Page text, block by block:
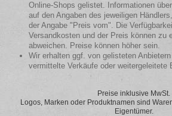
Online-Shops gelistet. Informationen
auf den Angaben des jeweiligen
der Angabe "Preis vom". Die
Versandkosten und der Preis können zu
abweichen. Preise können höher sein.
Wir erhalten ggf. von gelisteten
vermittelte Verkäufe oder weitergeleitete
Preise inklusive MwSt.
Logos, Marken oder Produktnamen sind
Eigentümer.